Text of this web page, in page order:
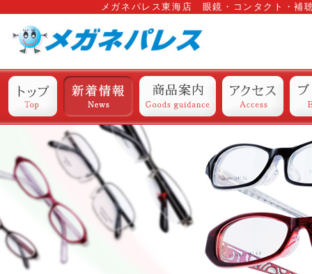
メガネパレス東海店 眼鏡・コンタクト・補
トップ 新着情報 商品案内 アクセス